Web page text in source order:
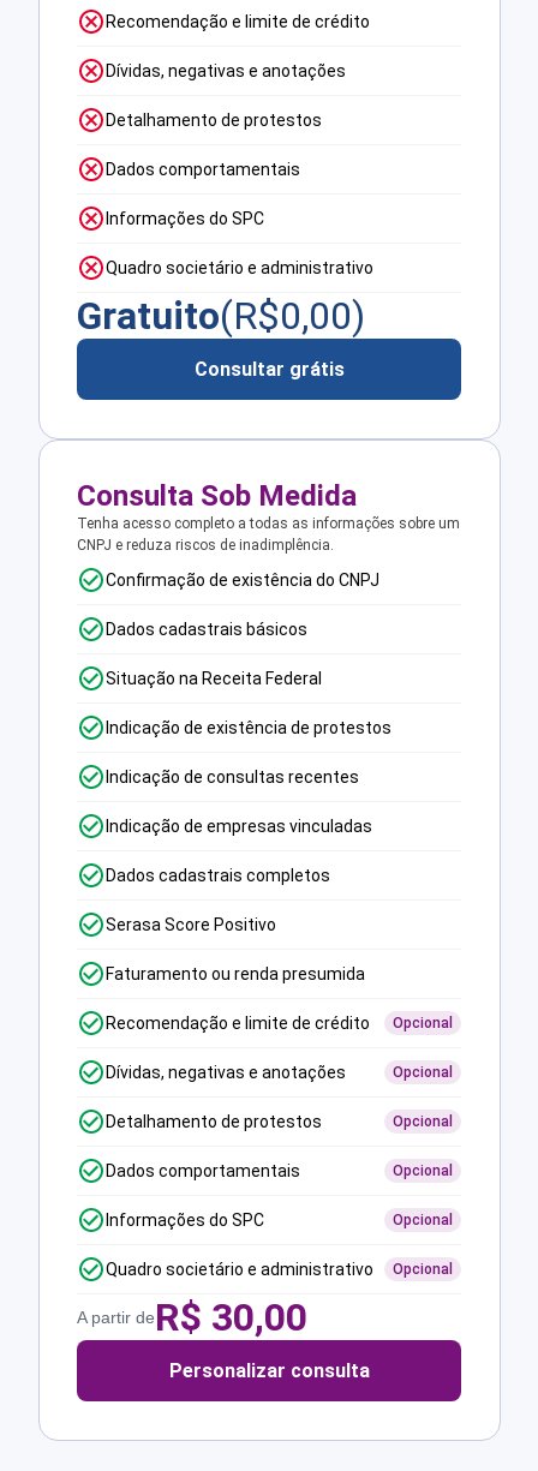
Recomendação e limite de crédito
Dívidas, negativas e anotações
Detalhamento de protestos
Dados comportamentais
Informações do SPC
Quadro societário e administrativo
Gratuito(R$0,00)
Consultar grátis
Consulta Sob Medida
Tenha acesso completo a todas as informações sobre um
CNPJ e reduza riscos de inadimplência.
Confirmação de existência do CNPJ
Dados cadastrais básicos
Situação na Receita Federal
Indicação de existência de protestos
Indicação de consultas recentes
Indicação de empresas vinculadas
Dados cadastrais completos
Serasa Score Positivo
Faturamento ou renda presumida
Recomendação e limite de crédito Opcional
Dívidas, negativas e anotações Opcional
Detalhamento de protestos Opcional
Dados comportamentais Opcional
Informações do SPC Opcional
Quadro societário e administrativo Opcional
A partir deR$ 30,00
Personalizar consulta